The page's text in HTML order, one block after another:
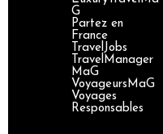
G
Partez en
France
TravelJobs
TravelManager
MaG
VoyageursMaG
Voyages
Responsables